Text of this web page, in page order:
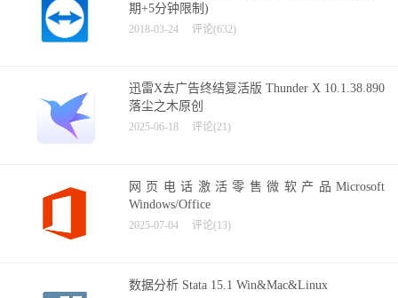
期+5分钟限制)
2018-03-24 评论(632)
迅雷X去广告终结复活版 Thunder X 10.1.38.890
落尘之木原创
2025-06-18 评论(21)
网页电话激活零售微软产品Microsoft
Windows/Office
2025-07-04 评论(13)
数据分析 Stata 15.1 Win&Mac&Linux